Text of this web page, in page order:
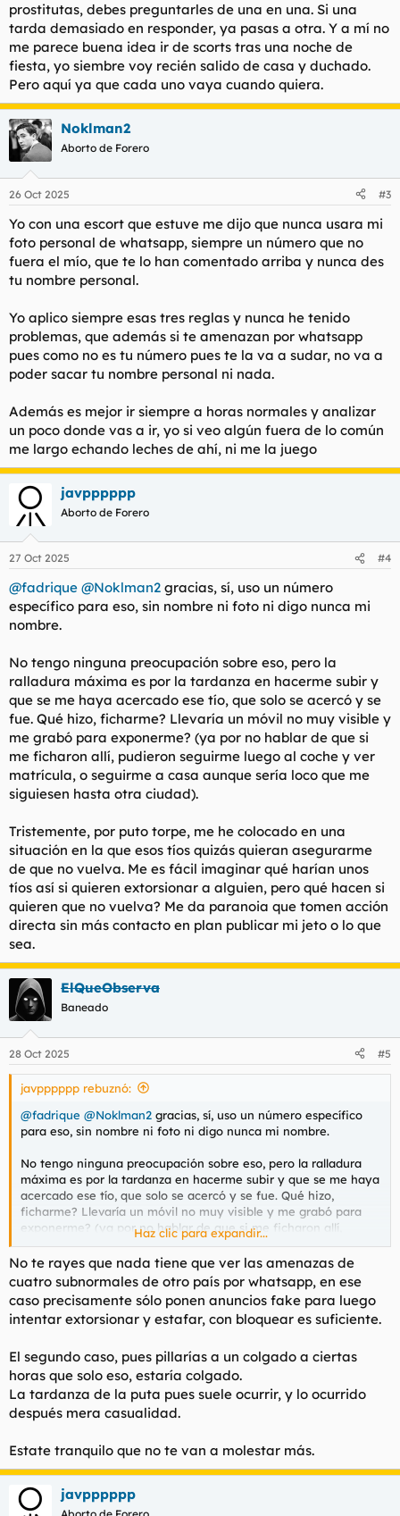
prostitutas, debes preguntarles de una en una. Si una
tarda demasiado en responder, ya pasas a otra. Y a mí no
me parece buena idea ir de scorts tras una noche de
fiesta, yo siembre voy recién salido de casa y duchado.
Pero aquí ya que cada uno vaya cuando quiera.
Noklman2
Aborto de Forero
26 Oct 2025 #3
Yo con una escort que estuve me dijo que nunca usara mi
foto personal de whatsapp, siempre un número que no
fuera el mío, que te lo han comentado arriba y nunca des
tu nombre personal.
Yo aplico siempre esas tres reglas y nunca he tenido
problemas, que además si te amenazan por whatsapp
pues como no es tu número pues te la va a sudar, no va a
poder sacar tu nombre personal ni nada.
Además es mejor ir siempre a horas normales y analizar
un poco donde vas a ir, yo si veo algún fuera de lo común
me largo echando leches de ahí, ni me la juego
javpppppp
Aborto de Forero
27 Oct 2025 #4
@fadrique @Noklman2 gracias, sí, uso un número
específico para eso, sin nombre ni foto ni digo nunca mi
nombre.
No tengo ninguna preocupación sobre eso, pero la
ralladura máxima es por la tardanza en hacerme subir y
que se me haya acercado ese tío, que solo se acercó y se
fue. Qué hizo, ficharme? Llevaría un móvil no muy visible y
me grabó para exponerme? (ya por no hablar de que si
me ficharon allí, pudieron seguirme luego al coche y ver
matrícula, o seguirme a casa aunque sería loco que me
siguiesen hasta otra ciudad).
Tristemente, por puto torpe, me he colocado en una
situación en la que esos tíos quizás quieran asegurarme
de que no vuelva. Me es fácil imaginar qué harían unos
tíos así si quieren extorsionar a alguien, pero qué hacen si
quieren que no vuelva? Me da paranoia que tomen acción
directa sin más contacto en plan publicar mi jeto o lo que
sea.
ElQueObserva
Baneado
28 Oct 2025 #5
javpppppp rebuznó:
@fadrique @Noklman2 gracias, sí, uso un número específico
para eso, sin nombre ni foto ni digo nunca mi nombre.
No tengo ninguna preocupación sobre eso, pero la ralladura
máxima es por la tardanza en hacerme subir y que se me haya
acercado ese tío, que solo se acercó y se fue. Qué hizo,
ficharme? Llevaría un móvil no muy visible y me grabó para
exponerme? (ya por no hablar de que si me ficharon allí,
pudieron seguirme luego al coche y ver matrícula, o seguirme
a casa aunque sería loco que me siguiesen hasta otra ciudad).
Tristemente, por puto torpe, me he colocado en una situación
en la que esos tíos quizás quieran asegurarme de que no
vuelva. Me es fácil imaginar qué harían unos tíos así si quieren
vuelva? Me da paranoia que tomen acción directa sin más
contacto en plan publicar mi jeto o lo que sea.
Haz clic para expandir...
No te rayes que nada tiene que ver las amenazas de
cuatro subnormales de otro país por whatsapp, en ese
caso precisamente sólo ponen anuncios fake para luego
intentar extorsionar y estafar, con bloquear es suficiente.
El segundo caso, pues pillarías a un colgado a ciertas
horas que solo eso, estaría colgado.
La tardanza de la puta pues suele ocurrir, y lo ocurrido
después mera casualidad.
Estate tranquilo que no te van a molestar más.
javpppppp